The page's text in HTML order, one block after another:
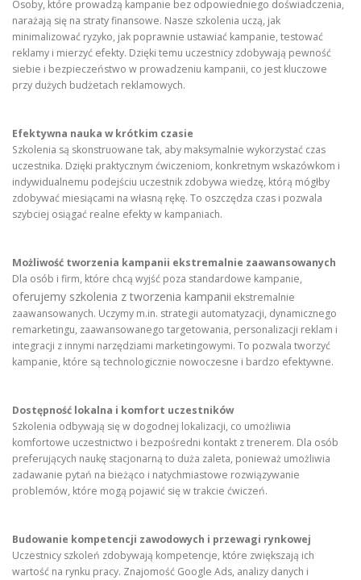
Osoby, które prowadzą kampanie bez odpowiedniego doświadczenia,
narażają się na straty finansowe. Nasze szkolenia uczą, jak
minimalizować ryzyko, jak poprawnie ustawiać kampanie, testować
reklamy i mierzyć efekty. Dzięki temu uczestnicy zdobywają pewność
siebie i bezpieczeństwo w prowadzeniu kampanii, co jest kluczowe
przy dużych budżetach reklamowych.
Efektywna nauka w krótkim czasie
Szkolenia są skonstruowane tak, aby maksymalnie wykorzystać czas
uczestnika. Dzięki praktycznym ćwiczeniom, konkretnym wskazówkom i
indywidualnemu podejściu uczestnik zdobywa wiedzę, którą mógłby
zdobywać miesiącami na własną rękę. To oszczędza czas i pozwala
szybciej osiągać realne efekty w kampaniach.
Możliwość tworzenia kampanii ekstremalnie zaawansowanych
Dla osób i firm, które chcą wyjść poza standardowe kampanie,
oferujemy szkolenia z tworzenia kampanii ekstremalnie
zaawansowanych. Uczymy m.in. strategii automatyzacji, dynamicznego
remarketingu, zaawansowanego targetowania, personalizacji reklam i
integracji z innymi narzędziami marketingowymi. To pozwala tworzyć
kampanie, które są technologicznie nowoczesne i bardzo efektywne.
Dostępność lokalna i komfort uczestników
Szkolenia odbywają się w dogodnej lokalizacji, co umożliwia
komfortowe uczestnictwo i bezpośredni kontakt z trenerem. Dla osób
preferujących naukę stacjonarną to duża zaleta, ponieważ umożliwia
zadawanie pytań na bieżąco i natychmiastowe rozwiązywanie
problemów, które mogą pojawić się w trakcie ćwiczeń.
Budowanie kompetencji zawodowych i przewagi rynkowej
Uczestnicy szkoleń zdobywają kompetencje, które zwiększają ich
wartość na rynku pracy. Znajomość Google Ads, analizy danych i